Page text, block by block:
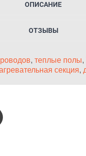
ОПИСАНИЕ
ОТЗЫВЫ
, теплые полы,
секция,